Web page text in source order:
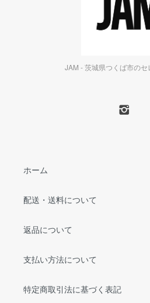
JAM - 茨城県つくば市の
ホーム
配送・送料について
返品について
支払い方法について
特定商取引法に基づく表記